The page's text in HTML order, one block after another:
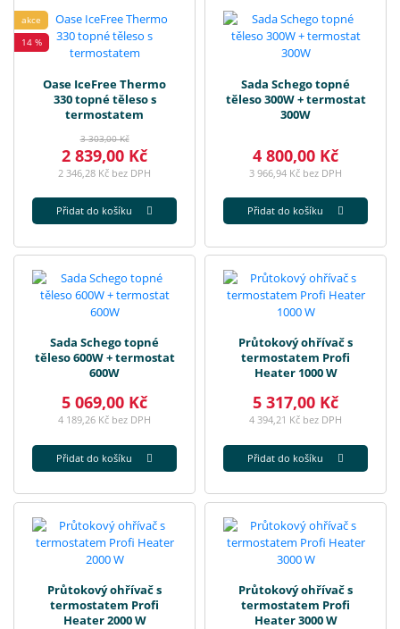
akce
14 %
Oase IceFree Thermo
330 topné těleso s
termostatem
3 303,00 Kč
2 839,00 Kč
2 346,28 Kč bez DPH
Přidat do košíku
Sada Schego topné
těleso 300W + termostat
300W
4 800,00 Kč
3 966,94 Kč bez DPH
Přidat do košíku
Sada Schego topné
těleso 600W + termostat
600W
5 069,00 Kč
4 189,26 Kč bez DPH
Přidat do košíku
Průtokový ohřívač s
termostatem Profi
Heater 1000 W
5 317,00 Kč
4 394,21 Kč bez DPH
Přidat do košíku
Průtokový ohřívač s
termostatem Profi
Heater 2000 W
Průtokový ohřívač s
termostatem Profi
Heater 3000 W